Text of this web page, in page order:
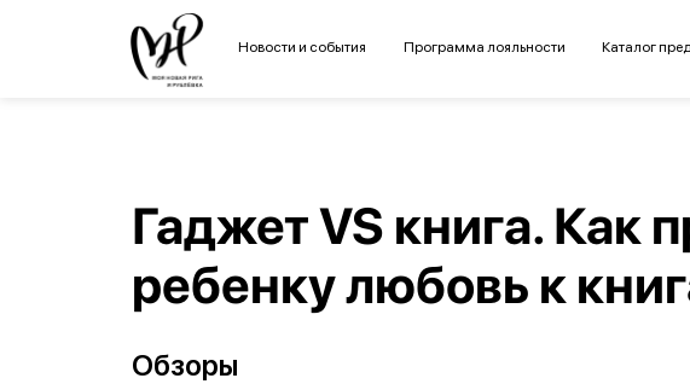
Новости и события Программа лояльности Каталог
Гаджет VS книга. Как
ребенку любовь к
Обзоры